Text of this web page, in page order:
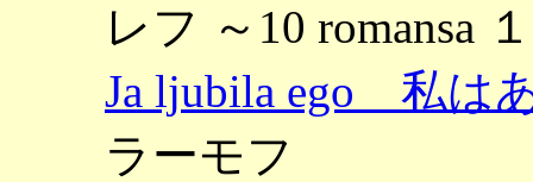
レフ ～10 romansa
Ja ljubila ego 私は
ラーモフ